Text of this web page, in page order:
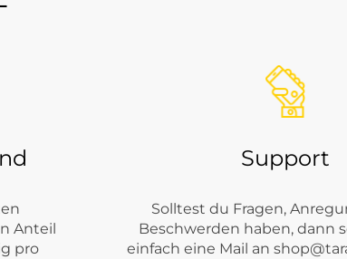
findest du Styles für Freizeit, Alltag, Reise,
Anteil
pro
Support
Solltest du Fragen,
Beschwerden haben, dann
einfach eine Mail an